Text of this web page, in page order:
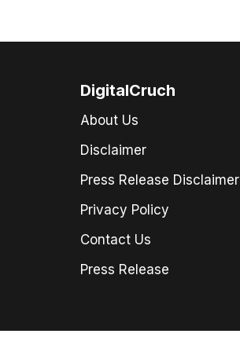
DigitalCruch
About Us
Disclaimer
Press Release Disclaimer
Privacy Policy
Contact Us
Press Release